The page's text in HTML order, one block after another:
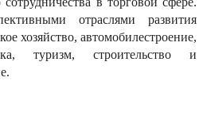
отраслями развития
хозяйство, автомобилестроение,
туризм, строительство и